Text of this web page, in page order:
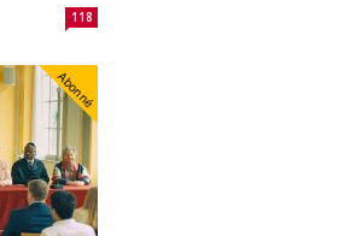
118
Abonné